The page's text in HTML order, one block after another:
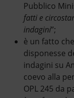
Pubblico
fatti e
indagini”;
è un fatto
disponesse
indagini su
coevo alla
OPL 245 da